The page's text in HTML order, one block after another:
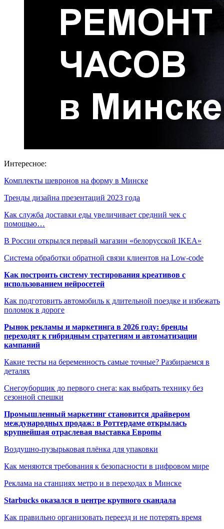
Интересное:
Комплекты шевронов на форму в Минске
Тренды дизайна презентаций 2023 года
Как служба доставки еды увеличивает средний чек с
помощью…
В России открылся первый магазин «белорусской IKEA»
Система обработки обратной связи клиентов на Low-code
Как построить систему тестирования креативов с
использованием нейросетей
Как подготовить автомобиль к длительной поездке и избежать
поломок в дороге
Рынок рекламы и маркетинга в 2026 году: бренды
переходят к гибридным стратегиям и автоматизации
кампаний
Какие тесты на беременность самые точные? Разбираемся в
деталях
Снегоуборщик до первого снега: как выбрать технику без
сезонной спешки
Промышленный маркетинг становится драйвером
международных продаж: в Роттердаме открылась
крупнейшая отраслевая выставка Европы
Воздушно-пузырьковая плёнка для упаковки
Как меняются требования к безопасности в цифровом мире
Реклама на станциях метро и в переходах в Минске
Starbucks оказался в центре крупного скандала
Как правильно организовать переезд и не потерять время